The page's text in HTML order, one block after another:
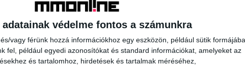
adatainak védelme fontos a számunkra
vagy férünk hozzá információkhoz egy eszközön, például sütik
fel, például egyedi azonosítókat és standard információkat, amelyeket az
és tartalomhoz, hirdetések és tartalmak méréséhez,
a turné központi témájává, és ennek a
a Coldplay – Music Of The Spheres World
a cég egy olyan izgalmas
eljutni előadásainkra” – hangsúlyozza a
Digital Center